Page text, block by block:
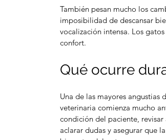
También pesan mucho los
imposibilidad de descansar
vocalización intensa. Los
confort.
Qué ocurre
Una de las mayores angustias
veterinaria comienza mucho
condición del paciente,
aclarar dudas y asegurar que